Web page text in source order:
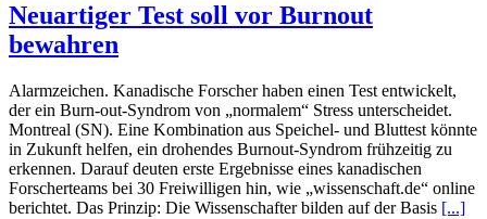
Neuartiger Test soll vor Burnout
bewahren
Alarmzeichen. Kanadische Forscher haben einen Test entwickelt,
der ein Burn-out-Syndrom von „normalem“ Stress unterscheidet.
Montreal (SN). Eine Kombination aus Speichel- und Bluttest könnte
in Zukunft helfen, ein drohendes Burnout-Syndrom frühzeitig zu
erkennen. Darauf deuten erste Ergebnisse eines kanadischen
Forscherteams bei 30 Freiwilligen hin, wie „wissenschaft.de“ online
berichtet. Das Prinzip: Die Wissenschafter bilden auf der Basis [...]